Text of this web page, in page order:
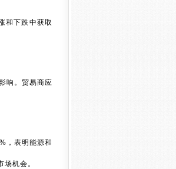
和下跌中获取
响。贸易商应
，表明能源和
机会。